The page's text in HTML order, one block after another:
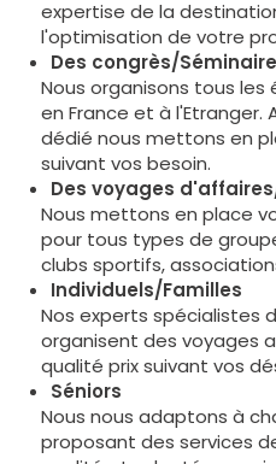
expertise de la
l'optimisation de votre
Des congrès/
Nous organisons tous
en France et à l'Etranger.
dédié nous mettons en
suivant vos besoin.
Des voyages
Nous mettons en place
pour tous types de
clubs sportifs,
Individuels/Familles
Nos experts spécialistes
organisent des voyages
qualité prix suivant vos
Séniors
Nous nous adaptons à
proposant des services